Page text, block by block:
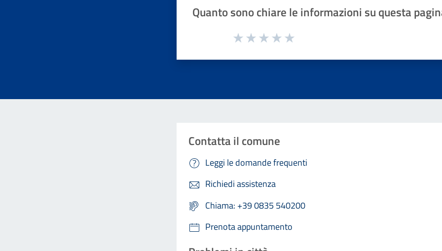
Quanto sono chiare le informazioni su questa
Valuta da 1 a 5 stelle la pagina
Contatta il comune
Leggi le domande frequenti
Richiedi assistenza
Chiama: +39 0835 540200
Prenota appuntamento